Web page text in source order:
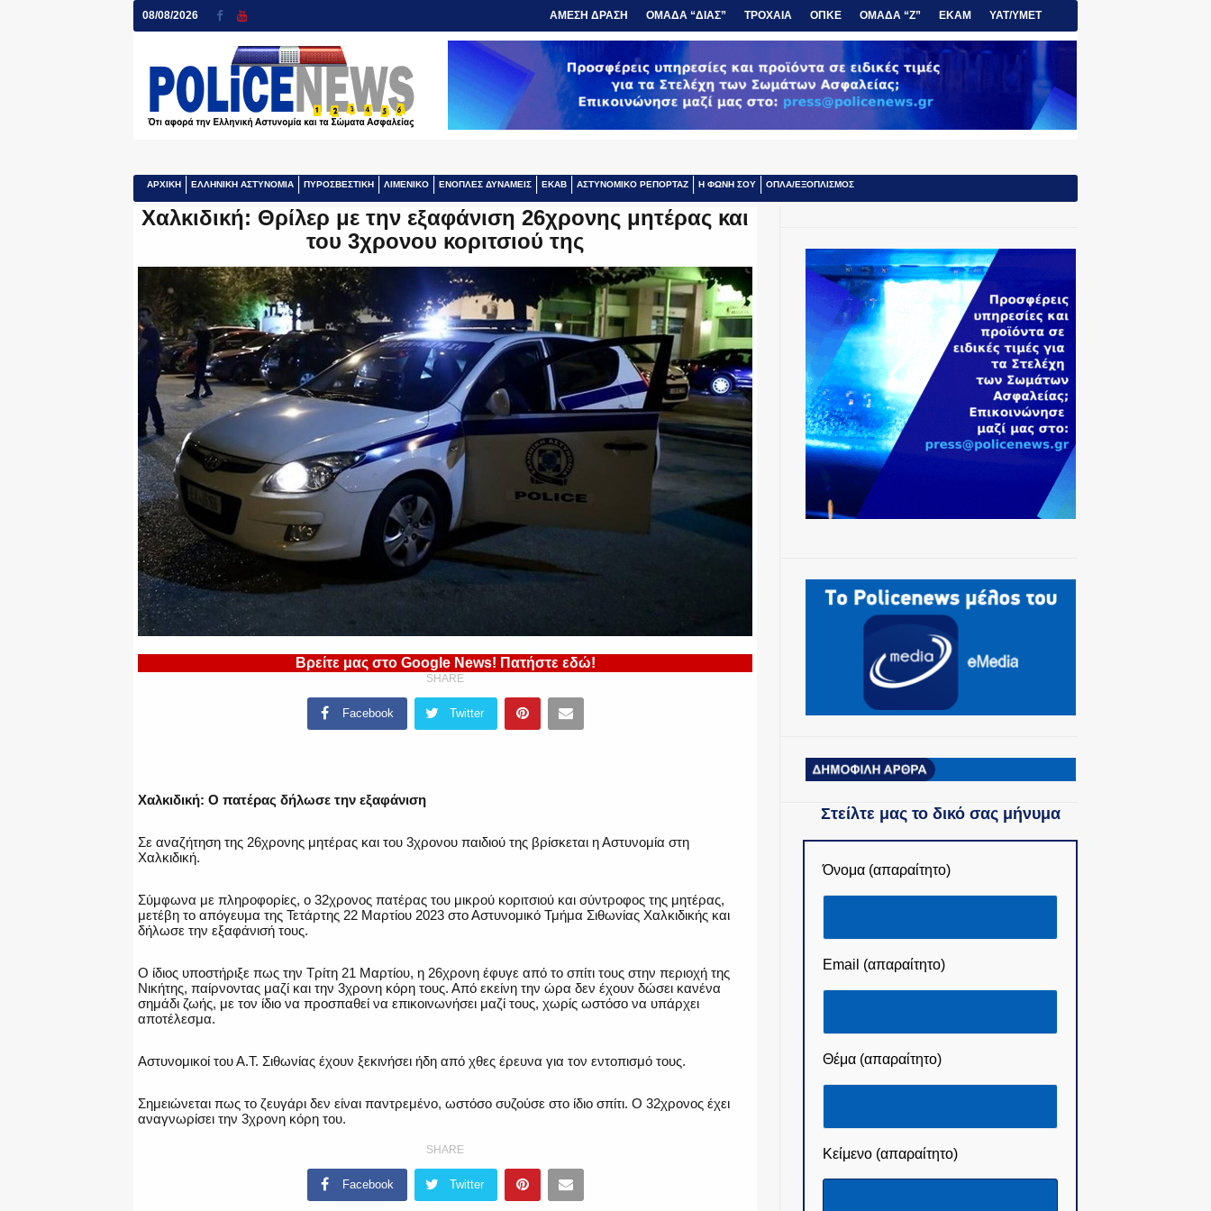
08/08/2026 ΑΜΕΣΗ ΔΡΑΣΗ ΟΜΑΔΑ “ΔΙΑΣ” ΤΡΟΧΑΙΑ ΟΠΚΕ ΟΜΑΔΑ “Ζ” ΕΚΑΜ ΥΑΤ/ΥΜΕΤ
ΑΡΧΙΚΗ ΕΛΛΗΝΙΚΗ ΑΣΤΥΝΟΜΙΑ ΠΥΡΟΣΒΕΣΤΙΚΗ ΛΙΜΕΝΙΚΟ ΕΝΟΠΛΕΣ ΔΥΝΑΜΕΙΣ ΕΚΑΒ ΑΣΤΥΝΟΜΙΚΟ ΡΕΠΟΡΤΑΖ Η ΦΩΝΗ ΣΟΥ ΟΠΛΑ/ΕΞΟΠΛΙΣΜΟΣ
Χαλκιδική: Θρίλερ με την εξαφάνιση 26χρονης μητέρας και
του 3χρονου κοριτσιού της
Βρείτε μας στο Google News! Πατήστε εδώ!
SHARE
Facebook Twitter
Χαλκιδική: Ο πατέρας δήλωσε την εξαφάνιση
Σε αναζήτηση της 26χρονης μητέρας και του 3χρονου παιδιού της βρίσκεται η Αστυνομία στη
Χαλκιδική.
Σύμφωνα με πληροφορίες, ο 32χρονος πατέρας του μικρού κοριτσιού και σύντροφος της μητέρας,
μετέβη το απόγευμα της Τετάρτης 22 Μαρτίου 2023 στο Αστυνομικό Τμήμα Σιθωνίας Χαλκιδικής και
δήλωσε την εξαφάνισή τους.
Ο ίδιος υποστήριξε πως την Τρίτη 21 Μαρτίου, η 26χρονη έφυγε από το σπίτι τους στην περιοχή της
Νικήτης, παίρνοντας μαζί και την 3χρονη κόρη τους. Από εκείνη την ώρα δεν έχουν δώσει κανένα
σημάδι ζωής, με τον ίδιο να προσπαθεί να επικοινωνήσει μαζί τους, χωρίς ωστόσο να υπάρχει
αποτέλεσμα.
Αστυνομικοί του Α.Τ. Σιθωνίας έχουν ξεκινήσει ήδη από χθες έρευνα για τον εντοπισμό τους.
Σημειώνεται πως το ζευγάρι δεν είναι παντρεμένο, ωστόσο συζούσε στο ίδιο σπίτι. Ο 32χρονος έχει
αναγνωρίσει την 3χρονη κόρη του.
SHARE
Facebook Twitter
Στείλτε μας το δικό σας μήνυμα
Όνομα (απαραίτητο)
Email (απαραίτητο)
Θέμα (απαραίτητο)
Κείμενο (απαραίτητο)